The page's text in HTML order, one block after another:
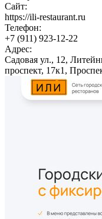
Сайт:
https://ili-restaurant.ru
Телефон:
+7 (911) 923-12-22
Адрес:
Садовая ул., 12,
проспект, 17к1,